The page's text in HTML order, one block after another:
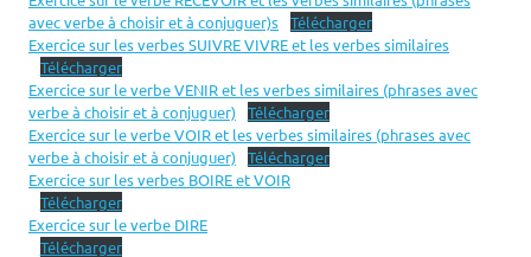
avec verbe à choisir et à conjuguer)s Télécharger
Exercice sur les verbes SUIVRE VIVRE et les verbes similaires
Télécharger
Exercice sur le verbe VENIR et les verbes similaires (phrases avec
verbe à choisir et à conjuguer) Télécharger
Exercice sur le verbe VOIR et les verbes similaires (phrases avec
verbe à choisir et à conjuguer) Télécharger
Exercice sur les verbes BOIRE et VOIR
Télécharger
Exercice sur le verbe DIRE
Télécharger